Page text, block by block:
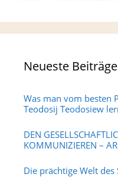
Neueste Beiträge
Was man vom besten
Teodosij Teodosiew
DEN
KOMMUNIZIEREN –
Die prächtige Welt des